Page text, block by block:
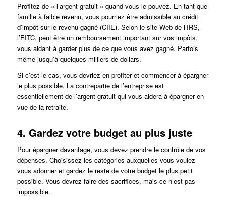
Profitez de « l’argent gratuit » quand vous le pouvez. En tant que
famille à faible revenu, vous pourriez être admissible au crédit
d’impôt sur le revenu gagné (CIIE). Selon le site Web de l’IRS,
l’EITC, peut être un remboursement important sur vos impôts,
vous aidant à garder plus de ce que vous avez gagné. Parfois
même jusqu’à quelques milliers de dollars.
Si c’est le cas, vous devriez en profiter et commencer à épargner
le plus possible. La contrepartie de l’entreprise est
essentiellement de l’argent gratuit qui vous aidera à épargner en
vue de la retraite.
4. Gardez votre budget au plus juste
Pour épargner davantage, vous devez prendre le contrôle de vos
dépenses. Choisissez les catégories auxquelles vous voulez
vous adonner et gardez le reste de votre budget le plus petit
possible. Vous devrez faire des sacrifices, mais ce n’est pas
impossible.